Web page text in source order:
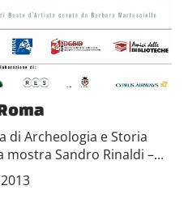
di Archeologia e Storia
mostra Sandro Rinaldi –...